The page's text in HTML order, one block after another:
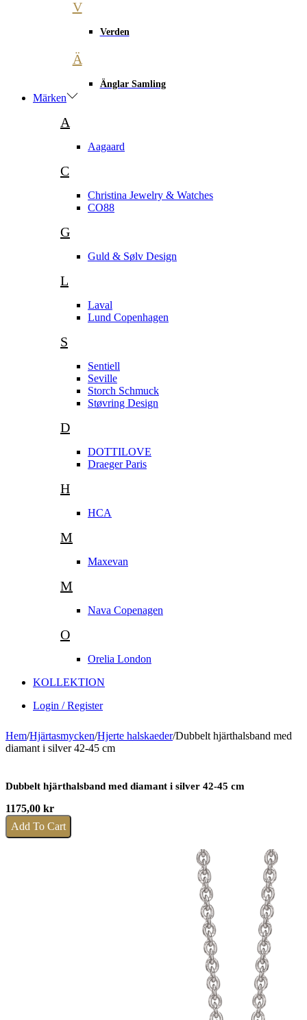
V
Verden
Ä
Änglar Samling
Märken
A
Aagaard
C
Christina Jewelry & Watches
CO88
G
Guld & Sølv Design
L
Laval
Lund Copenhagen
S
Sentiell
Seville
Storch Schmuck
Støvring Design
D
DOTTILOVE
Draeger Paris
H
HCA
M
Maxevan
M
Nava Copenagen
O
Orelia London
KOLLEKTION
Login / Register
Hem/Hjärtasmycken/Hjerte halskaeder/Dubbelt hjärthalsband med
diamant i silver 42-45 cm
Dubbelt hjärthalsband med diamant i silver 42-45 cm
1175,00 kr
Add To Cart